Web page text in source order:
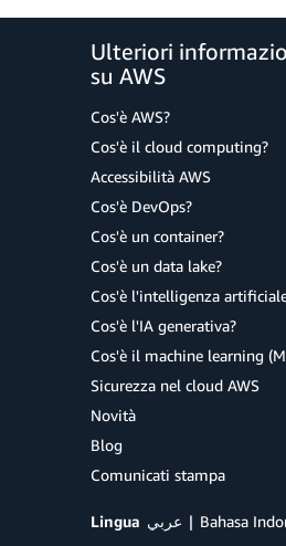
Ulteriori
su AWS
Cos'è AWS?
Cos'è il cloud computing?
Accessibilità AWS
Cos'è DevOps?
Cos'è un container?
Cos'è un data lake?
Cos'è l'intelligenza
Cos'è l'IA generativa?
Cos'è il machine learning
Sicurezza nel cloud AWS
Novità
Blog
Comunicati stampa
Lingua عربي Bahasa